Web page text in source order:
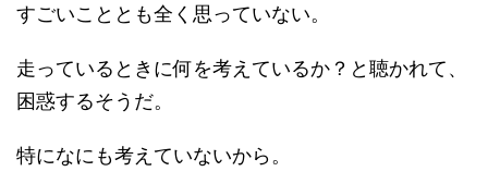
すごいこととも全く思っていない。
走っているときに何を考えているか？と聴かれて、
困惑するそうだ。
特になにも考えていないから。